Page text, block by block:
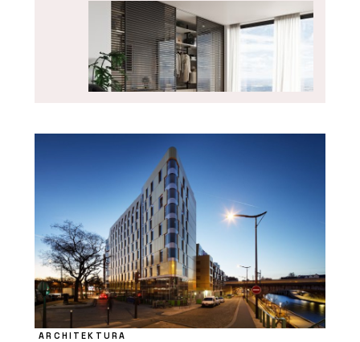
PRODUKTY
Dveře IDEA DOOR - JAP
ARCHITEKTURA